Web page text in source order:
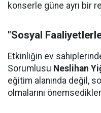
konserle güne ayrı bir
"Sosyal
Etkinliğin ev
Sorumlusu Neslihan
eğitim alanında değil,
olmalarını